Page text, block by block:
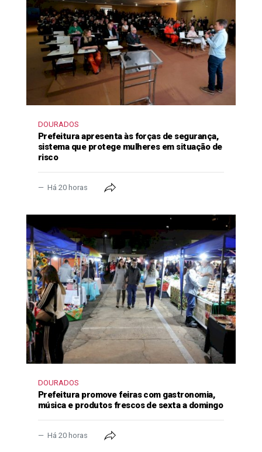
DOURADOS
Prefeitura apresenta às forças de segurança,
sistema que protege mulheres em situação de
risco
Há 20 horas
DOURADOS
Prefeitura promove feiras com gastronomia,
música e produtos frescos de sexta a domingo
Há 20 horas